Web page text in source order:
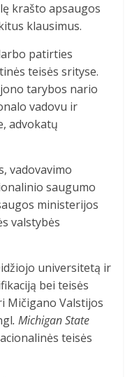
krašto apsaugos
klausimus.
patirties
teisės srityse.
tarybos nario
vadovu ir
advokatų
vadovavimo
saugumo
ministerijos
valstybės
universitetą ir
bei teisės
Mičigano Valstijos
. Michigan State
teisės